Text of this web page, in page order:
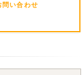
問い合わせ